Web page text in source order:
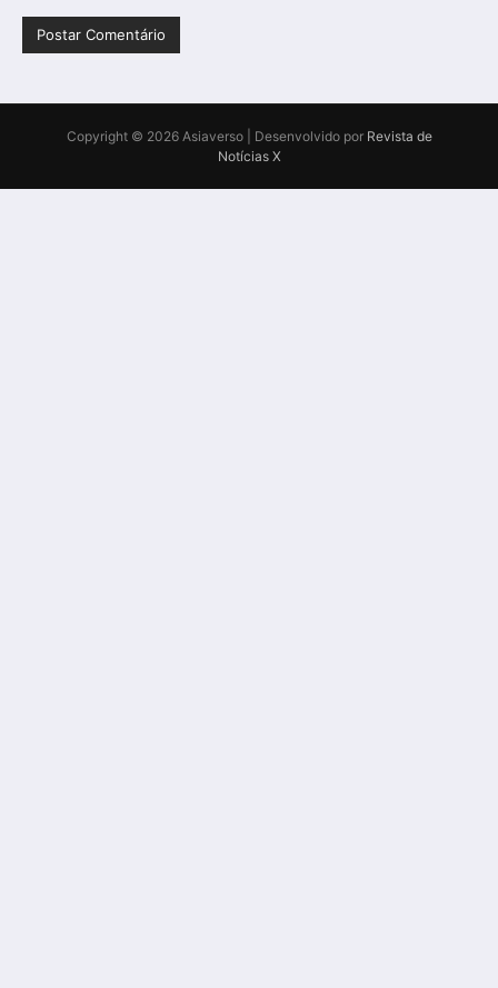
Copyright © 2026 Asiaverso | Desenvolvido por Revista de
Notícias X